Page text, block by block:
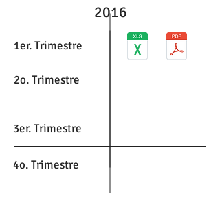
2016
1er. Trimestre
2o. Trimestre
3er. Trimestre
4o. Trimestre